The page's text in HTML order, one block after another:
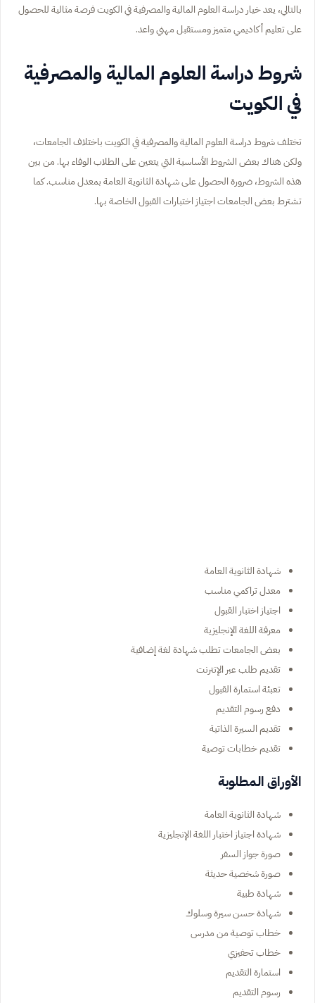
بالتالي، يعد خيار دراسة العلوم المالية والمصرفية في الكويت فرصة مثالية للحصول
على تعليم أكاديمي متميز ومستقبل مهني واعد.
شروط دراسة العلوم المالية والمصرفية
في الكويت
تختلف شروط دراسة العلوم المالية والمصرفية في الكويت باختلاف الجامعات،
ولكن هناك بعض الشروط الأساسية التي يتعين على الطلاب الوفاء بها. من بين
هذه الشروط، ضرورة الحصول على شهادة الثانوية العامة بمعدل مناسب. كما
تشترط بعض الجامعات اجتياز اختبارات القبول الخاصة بها.
شهادة الثانوية العامة
معدل تراكمي مناسب
اجتياز اختبار القبول
معرفة اللغة الإنجليزية
بعض الجامعات تطلب شهادة لغة إضافية
تقديم طلب عبر الإنترنت
تعبئة استمارة القبول
دفع رسوم التقديم
تقديم السيرة الذاتية
تقديم خطابات توصية
الأوراق المطلوبة
شهادة الثانوية العامة
شهادة اجتياز اختبار اللغة الإنجليزية
صورة جواز السفر
صورة شخصية حديثة
شهادة طبية
شهادة حسن سيرة وسلوك
خطاب توصية من مدرس
خطاب تحفيزي
استمارة التقديم
رسوم التقديم